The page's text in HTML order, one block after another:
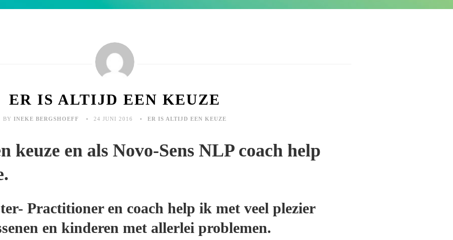
ER IS ALTIJD EEN KEUZE
BY INEKE BERGSHOEFF 24 JUNI 2016 ER IS ALTIJD EEN KEUZE
keuze en als Novo-Sens NLP coach help
Practitioner en coach help ik met veel plezier
en kinderen met allerlei problemen.